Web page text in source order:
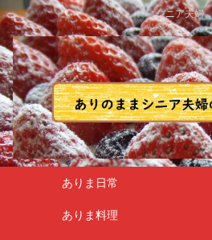
シニア夫婦
ありま日常
ありま料理